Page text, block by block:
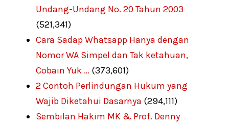
Undang-Undang No. 20 Tahun 2003
(521,341)
Cara Sadap Whatsapp Hanya dengan
Nomor WA Simpel dan Tak ketahuan,
Cobain Yuk … (373,601)
2 Contoh Perlindungan Hukum yang
Wajib Diketahui Dasarnya (294,111)
Sembilan Hakim MK & Prof. Denny